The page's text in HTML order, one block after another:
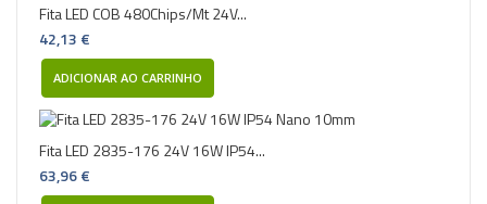
Fita LED COB 480Chips/Mt 24V...
42,13 €
ADICIONAR AO CARRINHO
Fita LED 2835-176 24V 16W IP54...
63,96 €